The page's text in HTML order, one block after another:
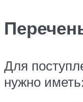
Для
нужно иметь: